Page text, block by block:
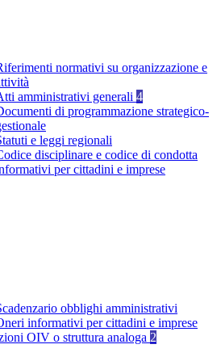
normativi su organizzazione e
amministrativi generali 4
di programmazione strategico-
e leggi regionali
disciplinare e codice di condotta
per cittadini e imprese
obblighi amministrativi
informativi per cittadini e imprese
OIV o struttura analoga 2